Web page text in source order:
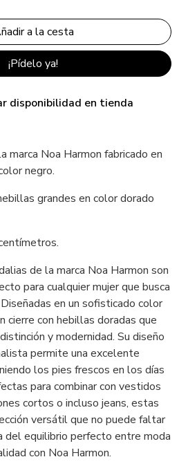
¡Pídelo ya!
disponibilidad en tienda
marca Noa Harmon fabricado en
negro.
grandes en color dorado
de la marca Noa Harmon son
para cualquier mujer que busca
en un sofisticado color
cierre con hebillas doradas que
y modernidad. Su diseño
permite una excelente
los pies frescos en los días
para combinar con vestidos
cortos o incluso jeans, estas
versátil que no puede faltar
del equilibrio perfecto entre moda
con Noa Harmon.